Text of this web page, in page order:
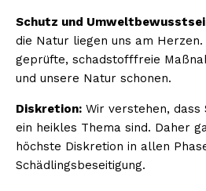
Schutz und
die Natur liegen uns am
geprüfte, schadstofffreie
und unsere Natur schonen.
Diskretion: Wir verstehen, dass
ein heikles Thema sind. Daher
höchste Diskretion in allen
Schädlingsbeseitigung.